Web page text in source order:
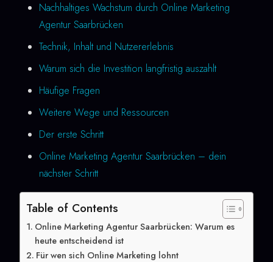
Nachhaltiges Wachstum durch Online Marketing
Agentur Saarbrücken
Technik, Inhalt und Nutzererlebnis
Warum sich die Investition langfristig auszahlt
Häufige Fragen
Weitere Wege und Ressourcen
Der erste Schritt
Online Marketing Agentur Saarbrücken – dein
nächster Schritt
Table of Contents
Online Marketing Agentur Saarbrücken: Warum es
heute entscheidend ist
Für wen sich Online Marketing lohnt